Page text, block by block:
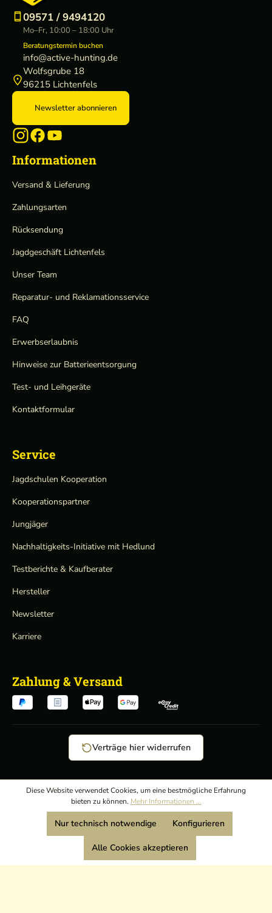
09571 / 9494120
Mo–Fr, 10:00 – 18:00 Uhr
Beratungstermin buchen
info@active-hunting.de
Wolfsgrube 18
96215 Lichtenfels
Newsletter abonnieren
Informationen
Versand & Lieferung
Zahlungsarten
Rücksendung
Jagdgeschäft Lichtenfels
Unser Team
Reparatur- und Reklamationsservice
FAQ
Erwerbserlaubnis
Hinweise zur Batterieentsorgung
Test- und Leihgeräte
Kontaktformular
Service
Jagdschulen Kooperation
Kooperationspartner
Jungjäger
Nachhaltigkeits-Initiative mit Hedlund
Testberichte & Kaufberater
Hersteller
Newsletter
Karriere
Zahlung & Versand
Verträge hier widerrufen
AGB/
Datenschutz/
Wir sind Mitglied:
Diese Website verwendet Cookies, um eine bestmögliche Erfahrung
bieten zu können. Mehr Informationen ...
Nur technisch notwendige Konfigurieren
Alle Cookies akzeptieren